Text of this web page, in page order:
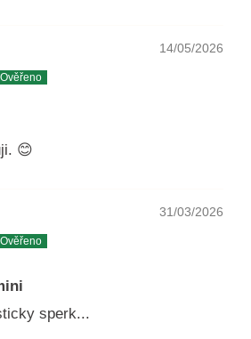
14/05/2026
😊
31/03/2026
sperk...